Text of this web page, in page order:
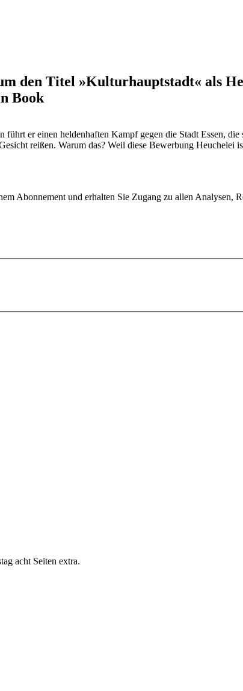
den Titel »Kulturhauptstadt« als
Book
er einen heldenhaften Kampf gegen die Stadt Essen,
reißen. Warum das? Weil diese Bewerbung Heuchelei
Abonnement und erhalten Sie Zugang zu allen Analysen,
acht Seiten extra.